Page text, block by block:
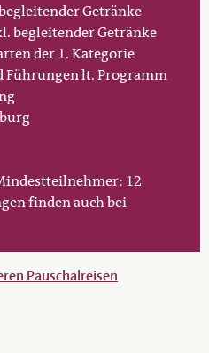
Getränke
begleitender Getränke
der 1. Kategorie
Führungen lt. Programm
12
finden auch bei
Pauschalreisen